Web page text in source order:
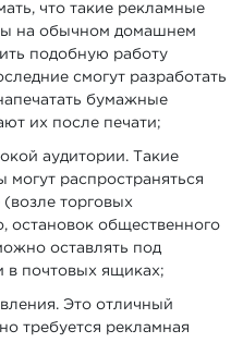
что такие рекламные
на обычном домашнем
подобную работу
смогут разработать
бумажные
их после печати;
аудитории. Такие
могут распространяться
торговых
остановок общественного
оставлять под
в почтовых ящиках;
Это отличный
требуется рекламная